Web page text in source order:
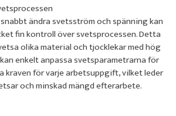
ändra svetsström och spänning kan
fin kontroll över svetsprocessen. Detta
olika material och tjocklekar med hög
enkelt anpassa svetsparametrarna för
kraven för varje arbetsuppgift, vilket leder
och minskad mängd efterarbete.